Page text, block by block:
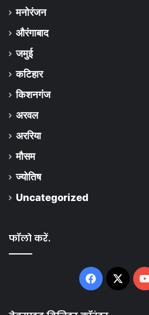
मनोरंजन
औरंगाबाद
जमुई
कटिहार
किशनगंज
अरवल
अररिया
मौसम
ज्योतिष
Uncategorized
फॉलो करें.
Facebook
X